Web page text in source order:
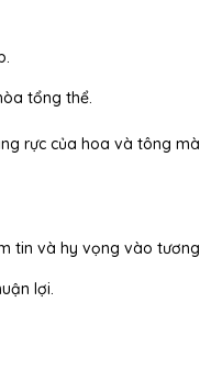
tổng thể.
rực của hoa và tông
tin và hy vọng vào
lợi.